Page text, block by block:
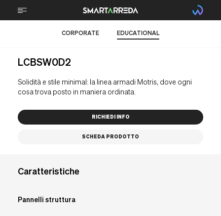
STEM
TECNICA PROFESSIONALE
CORPORATE EDUCATIONAL
LCBSW0D2
Solidità e stile minimal: la linea armadi Motris, dove ogni
cosa trova posto in maniera ordinata.
RICHIEDI INFO
SCHEDA PRODOTTO
Caratteristiche
Pannelli struttura